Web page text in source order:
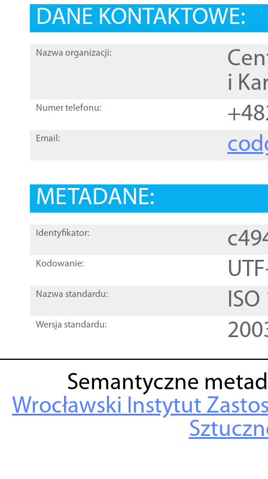
DANE KONTAKTOWE:
Nazwa organizacji:
i
Numer telefonu:
Email:
METADANE:
Identyfikator:
Kodowanie:
Nazwa standardu:
Wersja standardu:
Semantyczne
Wrocławski Instytut